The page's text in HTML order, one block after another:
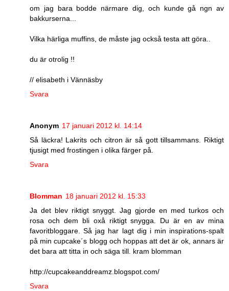
om jag bara bodde närmare dig, och kunde gå ngn av
bakkurserna...
Vilka härliga muffins, de måste jag också testa att göra..
du är otrolig !!
// elisabeth i Vännäsby
Svara
Anonym 17 januari 2012 kl. 14:14
Så läckra! Lakrits och citron är så gott tillsammans. Riktigt
tjusigt med frostingen i olika färger på.
Svara
Blomman 18 januari 2012 kl. 15:33
Ja det blev riktigt snyggt. Jag gjorde en med turkos och
rosa och dem bli oxå riktigt snygga. Du är en av mina
favoritbloggare. Så jag har lagt dig i min inspirations-spalt
på min cupcake´s blogg och hoppas att det är ok, annars är
det bara att titta in och säga till. kram blomman
http://cupcakeanddreamz.blogspot.com/
Svara